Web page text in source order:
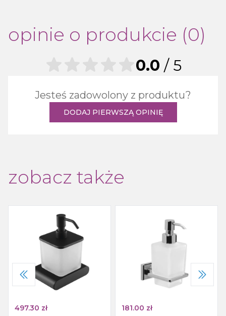
opinie o produkcie (0)
Jesteś zadowolony z produktu?
DODAJ PIERWSZĄ OPINIĘ
0.0 / 5
zobacz także
497.30 zł
181.00 zł